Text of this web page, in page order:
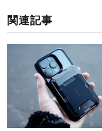
関連記事